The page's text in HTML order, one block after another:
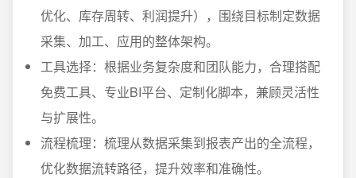
优化、库存周转、利润提升），围绕目标制定数据
采集、加工、应用的整体架构。
工具选择：根据业务复杂度和团队能力，合理搭配
免费工具、专业BI平台、定制化脚本，兼顾灵活性
与扩展性。
流程梳理：梳理从数据采集到报表产出的全流程，
优化数据流转路径，提升效率和准确性。